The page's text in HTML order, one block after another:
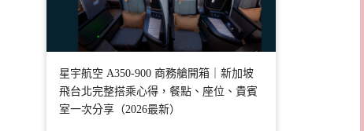
星宇航空 A350-900 商務艙開箱｜新加坡
飛台北完整搭乘心得，餐點、座位、貴賓
室一次分享（2026最新）